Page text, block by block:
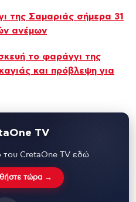
της Σαμαριάς σήμερα 31
ανέμων
το φαράγγι της
και πρόβλεψη για
TV
του CretaOne TV εδώ
τώρα →